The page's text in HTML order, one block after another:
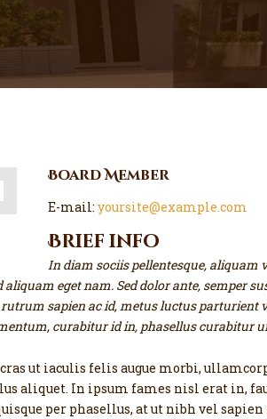
Board Member
E-mail: yoursite@example.com
Brief info
In diam sociis pellentesque, aliquam
eget nam. Sed dolor ante, semper
sapien ac id, metus luctus
curabitur id in, phasellus curabitur
ut iaculis felis augue morbi,
aliquet. In ipsum fames nisl erat in,
per phasellus, at ut nibh vel